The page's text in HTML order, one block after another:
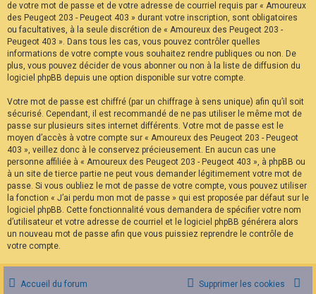
de votre mot de passe et de votre adresse de courriel requis par « Amoureux
des Peugeot 203 - Peugeot 403 » durant votre inscription, sont obligatoires
ou facultatives, à la seule discrétion de « Amoureux des Peugeot 203 -
Peugeot 403 ». Dans tous les cas, vous pouvez contrôler quelles
informations de votre compte vous souhaitez rendre publiques ou non. De
plus, vous pouvez décider de vous abonner ou non à la liste de diffusion du
logiciel phpBB depuis une option disponible sur votre compte.
Votre mot de passe est chiffré (par un chiffrage à sens unique) afin qu’il soit
sécurisé. Cependant, il est recommandé de ne pas utiliser le même mot de
passe sur plusieurs sites internet différents. Votre mot de passe est le
moyen d’accès à votre compte sur « Amoureux des Peugeot 203 - Peugeot
403 », veillez donc à le conservez précieusement. En aucun cas une
personne affiliée à « Amoureux des Peugeot 203 - Peugeot 403 », à phpBB ou
à un site de tierce partie ne peut vous demander légitimement votre mot de
passe. Si vous oubliez le mot de passe de votre compte, vous pouvez utiliser
la fonction « J’ai perdu mon mot de passe » qui est proposée par défaut sur le
logiciel phpBB. Cette fonctionnalité vous demandera de spécifier votre nom
d’utilisateur et votre adresse de courriel et le logiciel phpBB générera alors
un nouveau mot de passe afin que vous puissiez reprendre le contrôle de
votre compte.
Accueil du forum Supprimer les cookies